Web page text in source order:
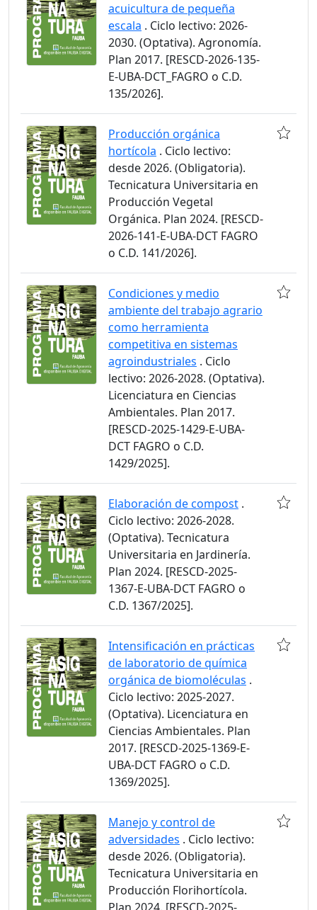
acuicultura de pequeña
escala . Ciclo lectivo: 2026-
2030. (Optativa). Agronomía.
Plan 2017. [RESCD-2026-135-
E-UBA-DCT_FAGRO o C.D.
135/2026].
Producción orgánica
hortícola . Ciclo lectivo:
desde 2026. (Obligatoria).
Tecnicatura Universitaria en
Producción Vegetal
Orgánica. Plan 2024. [RESCD-
2026-141-E-UBA-DCT FAGRO
o C.D. 141/2026].
Condiciones y medio
ambiente del trabajo agrario
como herramienta
competitiva en sistemas
agroindustriales . Ciclo
lectivo: 2026-2028. (Optativa).
Licenciatura en Ciencias
Ambientales. Plan 2017.
[RESCD-2025-1429-E-UBA-
DCT FAGRO o C.D.
1429/2025].
Elaboración de compost .
Ciclo lectivo: 2026-2028.
(Optativa). Tecnicatura
Universitaria en Jardinería.
Plan 2024. [RESCD-2025-
1367-E-UBA-DCT FAGRO o
C.D. 1367/2025].
Intensificación en prácticas
de laboratorio de química
orgánica de biomoléculas .
Ciclo lectivo: 2025-2027.
(Optativa). Licenciatura en
Ciencias Ambientales. Plan
2017. [RESCD-2025-1369-E-
UBA-DCT FAGRO o C.D.
1369/2025].
Manejo y control de
adversidades . Ciclo lectivo:
desde 2026. (Obligatoria).
Tecnicatura Universitaria en
Producción Florihortícola.